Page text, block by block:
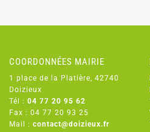
COORDONNÉES MAIRIE
1 place de la Platière, 42740
Doizieux
Tél :04 77 20 95 62
Fax : 04 77 20 93 25
Mail :contact@doizieux.fr